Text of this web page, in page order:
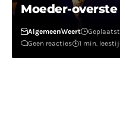
Moeder-
AlgemeenWeert
Geen reacties
1 min.